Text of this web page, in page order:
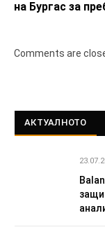
на Бургас за
Comments are
АКТУАЛНОТО